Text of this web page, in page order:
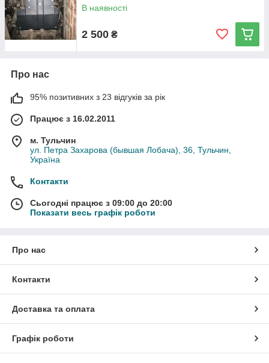
В наявності
2 500 ₴
Про нас
95% позитивних з 23 відгуків за рік
Працює з 16.02.2011
м. Тульчин
ул. Петра Захарова (бывшая Лобача), 36, Тульчин,
Україна
Контакти
Сьогодні працює з 09:00 до 20:00
Показати весь графік роботи
Про нас
Контакти
Доставка та оплата
Графік роботи